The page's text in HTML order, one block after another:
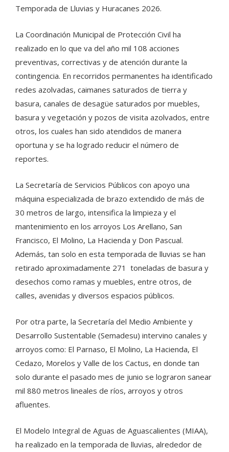
Temporada de Lluvias y Huracanes 2026.
La Coordinación Municipal de Protección Civil ha
realizado en lo que va del año mil 108 acciones
preventivas, correctivas y de atención durante la
contingencia. En recorridos permanentes ha identificado
redes azolvadas, caimanes saturados de tierra y
basura, canales de desagüe saturados por muebles,
basura y vegetación y pozos de visita azolvados, entre
otros, los cuales han sido atendidos de manera
oportuna y se ha logrado reducir el número de
reportes.
La Secretaría de Servicios Públicos con apoyo una
máquina especializada de brazo extendido de más de
30 metros de largo, intensifica la limpieza y el
mantenimiento en los arroyos Los Arellano, San
Francisco, El Molino, La Hacienda y Don Pascual.
Además, tan solo en esta temporada de lluvias se han
retirado aproximadamente 271 toneladas de basura y
desechos como ramas y muebles, entre otros, de
calles, avenidas y diversos espacios públicos.
Por otra parte, la Secretaría del Medio Ambiente y
Desarrollo Sustentable (Semadesu) intervino canales y
arroyos como: El Parnaso, El Molino, La Hacienda, El
Cedazo, Morelos y Valle de los Cactus, en donde tan
solo durante el pasado mes de junio se lograron sanear
mil 880 metros lineales de ríos, arroyos y otros
afluentes.
El Modelo Integral de Aguas de Aguascalientes (MIAA),
ha realizado en la temporada de lluvias, alrededor de